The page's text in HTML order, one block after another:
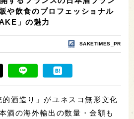
や飲食のプロフェッショナル
」の魅力
SAKETIMES_PR
酒造り」がユネスコ無形文化
酒の海外輸出の数量・金額も